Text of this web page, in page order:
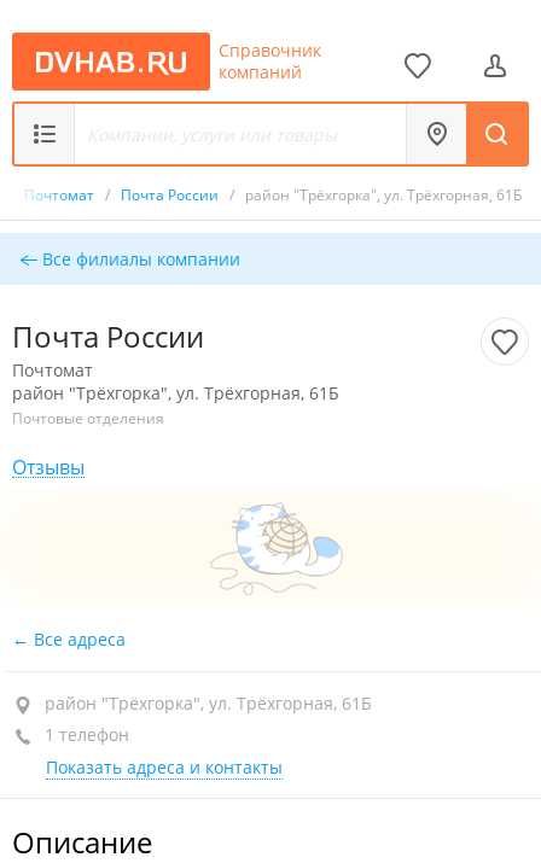
Справочник
компаний
Почтомат / Почта России / район "Трёхгорка", ул. Трёхгорная, 61Б
Все филиалы компании
Почта России
Почтомат
район "Трёхгорка", ул. Трёхгорная, 61Б
Почтовые отделения
Отзывы
Все адреса
район "Трёхгорка", ул. Трёхгорная, 61Б
1 телефон
Показать адреса и контакты
Описание